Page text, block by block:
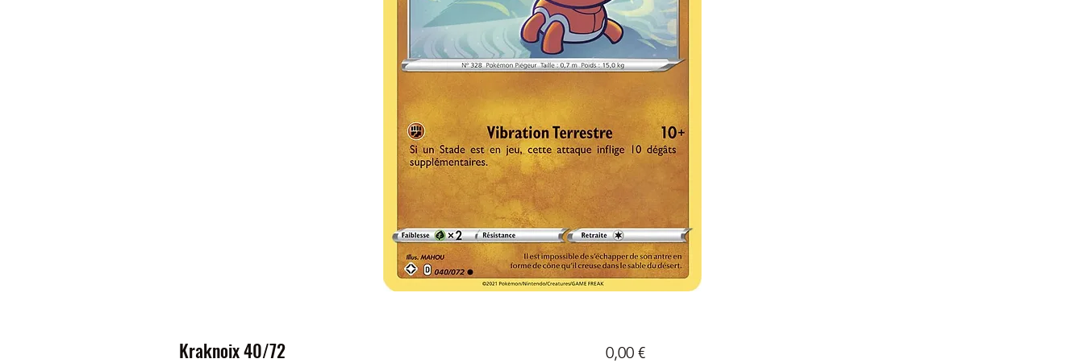
Kraknoix 40/72 0,00 €Prix